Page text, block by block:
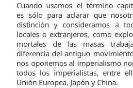
Cuando usamos el término
es sólo para aclarar que
distinción y consideramos a
locales o extranjeros, como
mortales de las masas
diferencia del antiguo
nos oponemos al imperialismo
todos los imperialistas, entre
Unión Europea, Japón y China.